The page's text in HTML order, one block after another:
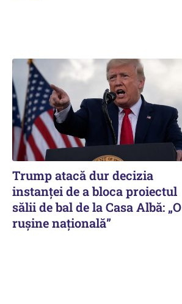
Trump atacă dur decizia
instanţei de a bloca proiectul
sălii de bal de la Casa Albă: „O
ruşine naţională”